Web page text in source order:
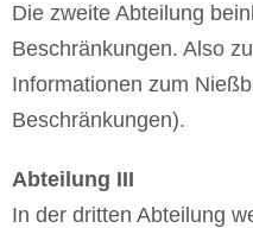
Die zweite Abteilung
Beschränkungen. Also
Informationen zum
Beschränkungen).
Abteilung III
In der dritten Abteilung